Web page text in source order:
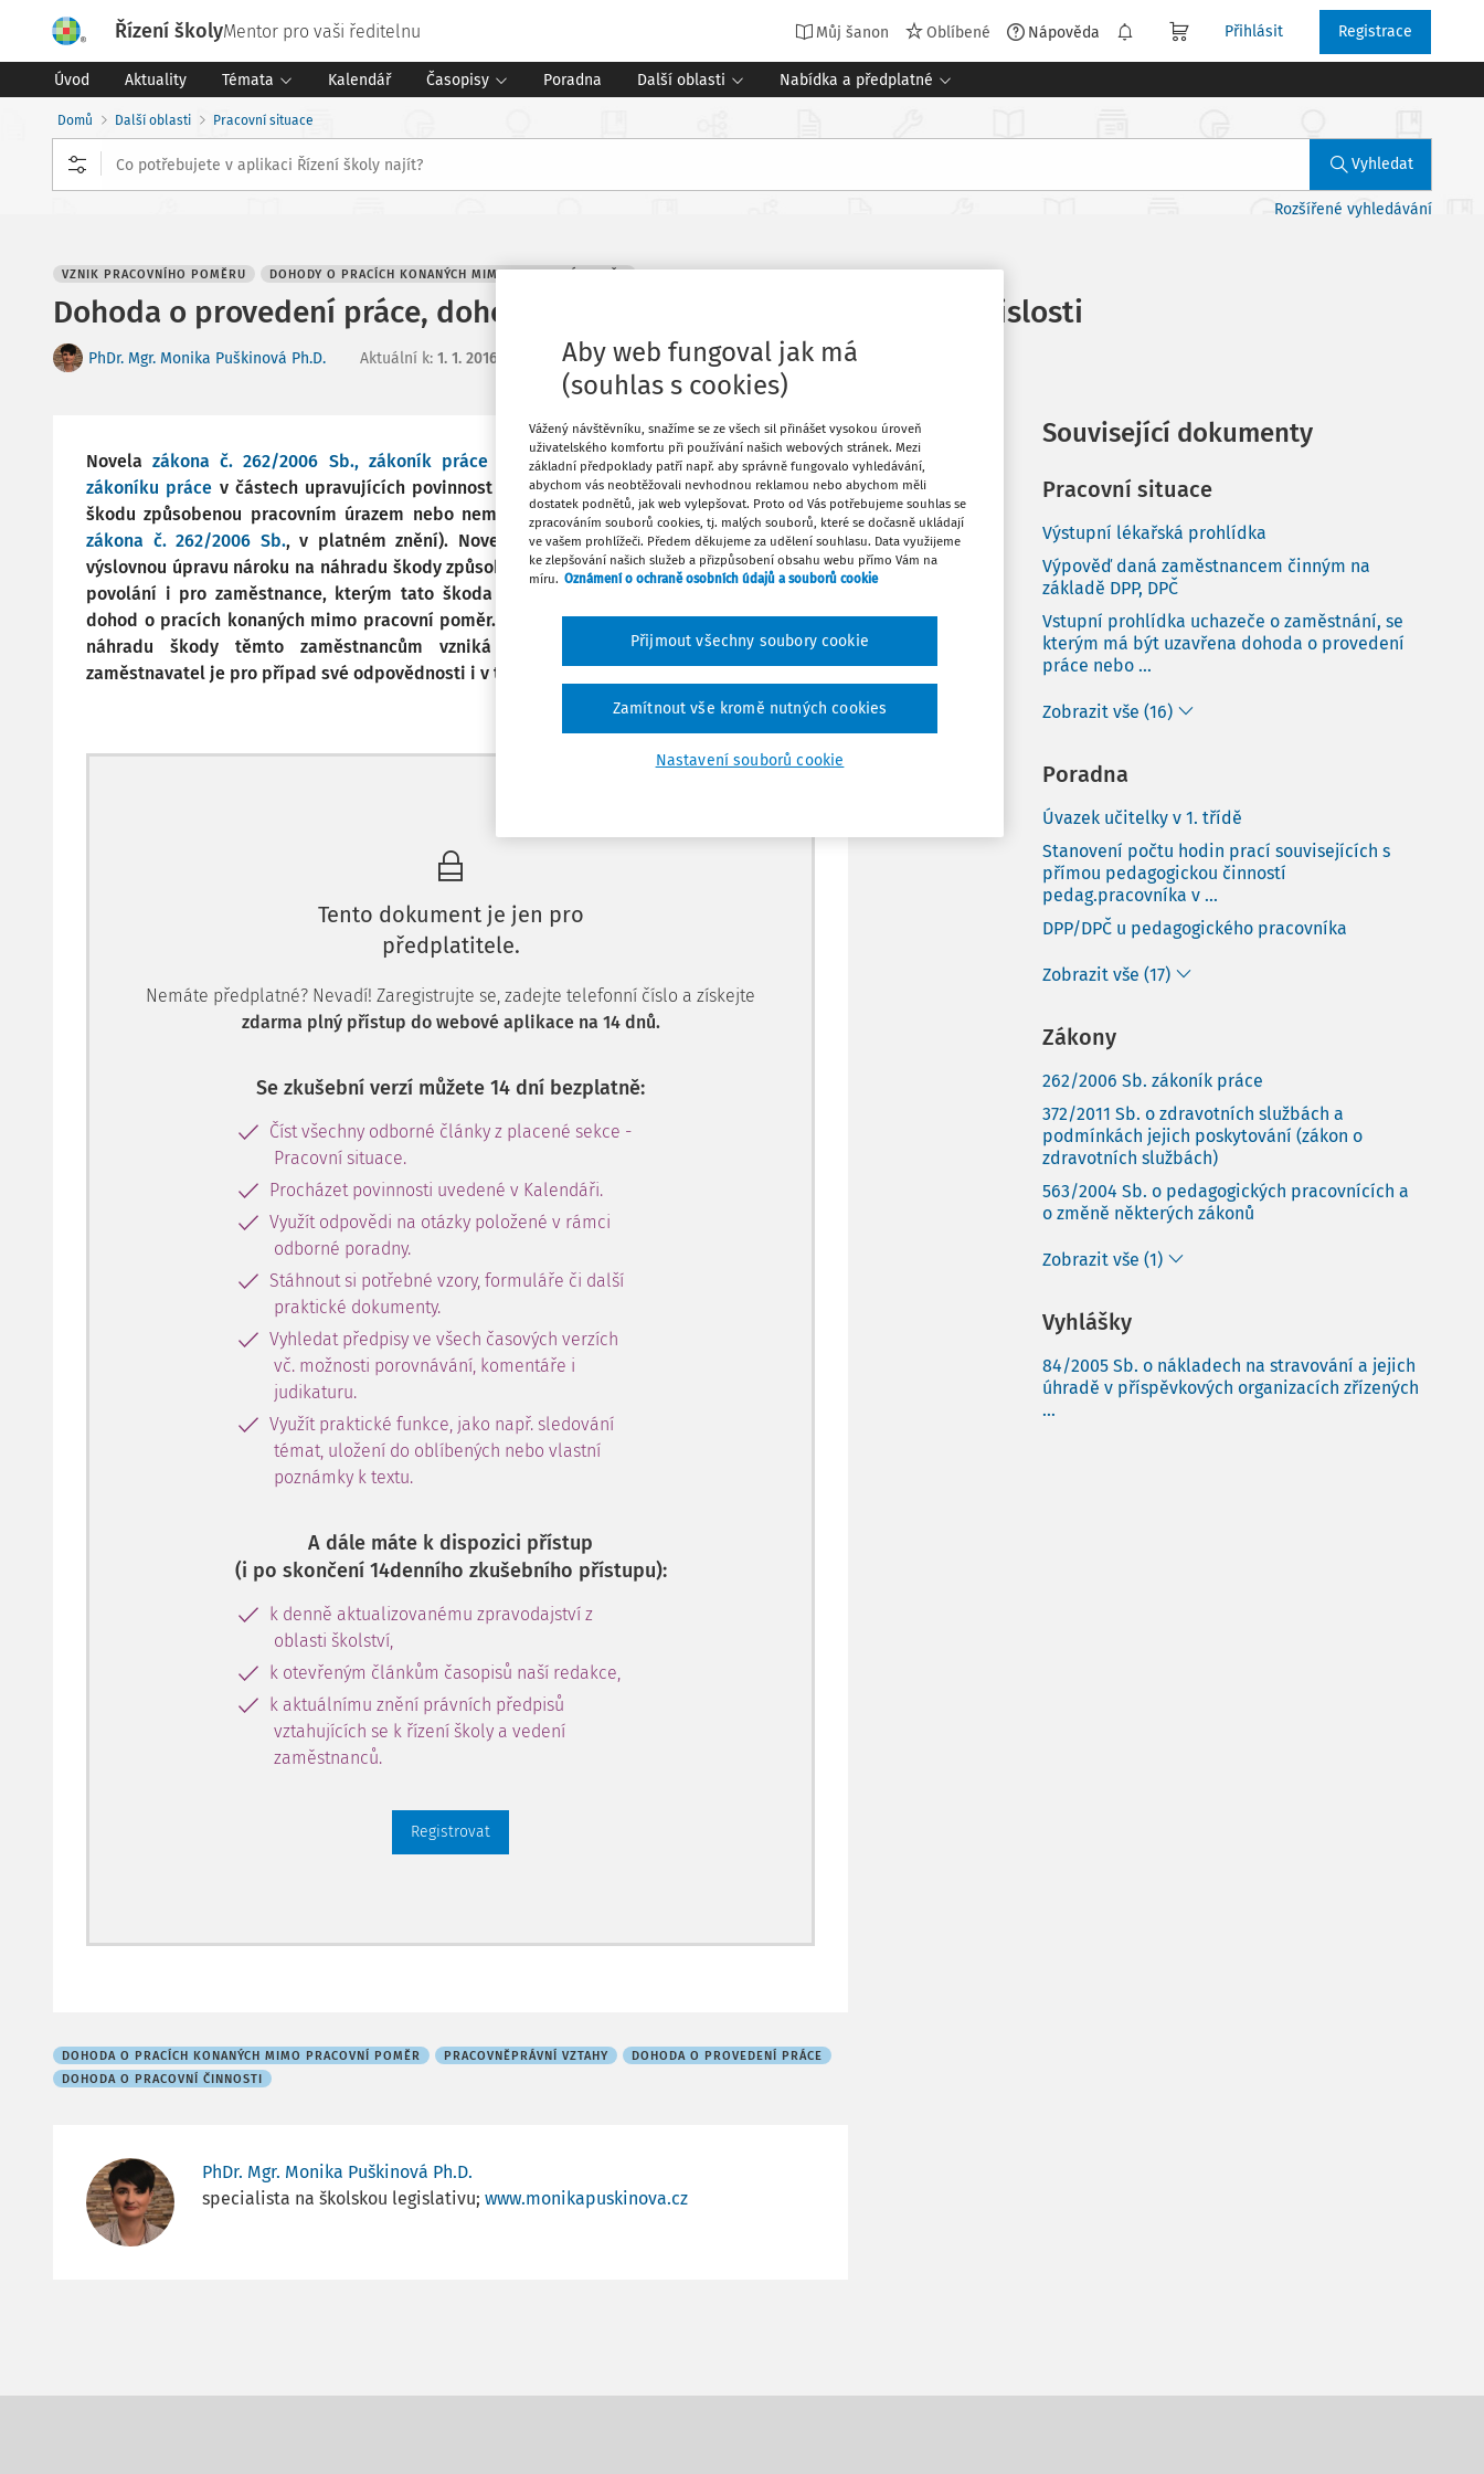
Řízení školyMentor pro vaši ředitelnu Můj šanon Oblíbené Nápověda Přihlásit Registrace
Úvod Aktuality Témata Kalendář Časopisy Poradna Další oblasti Nabídka a předplatné
Domů Další oblasti Pracovní situace
Vyhledat
Rozšířené vyhledávání
VZNIK PRACOVNÍHO POMĚRU DOHODY O PRACÍCH KONANÝCH MIMO PRACOVNÍ POMĚR
Dohoda o provedení práce, dohoda o pracovní činnosti – různé souvislosti
PhDr. Mgr. Monika Puškinová Ph.D. Aktuální k: 1. 1. 2016 Platný od:1. 1. 2016 Změnit
Novelazákona č. 262/2006 Sb., zákoník práceúčinná od 1. 10. 2015 zpřesňuje text
zákoníku práce v částech upravujících povinnost zaměstnavatele nahradit zaměstnanci
škodu způsobenou pracovním úrazem nebo nemocí z povolání (§ 271a, § 271b, § 271p
zákona č. 262/2006 Sb., v platném znění). Novelizovaná ustanovení jsou doplněna o
výslovnou úpravu nároku na náhradu škody způsobené pracovním úrazem nebo nemocí z
povolání i pro zaměstnance, kterým tato škoda vznikne při výkonu práce na základě
dohod o pracích konaných mimo pracovní poměr. Jde o zpřesnění textu, neboť nárok na
náhradu škody těmto zaměstnancům vzniká i podle současné právní úpravy;
zaměstnavatel je pro případ své odpovědnosti i v těchto případech pojištěn.
Tento dokument je jen pro
předplatitele.
Nemáte předplatné? Nevadí! Zaregistrujte se, zadejte telefonní číslo a získejte
zdarma plný přístup do webové aplikace na 14 dnů.
Se zkušební verzí můžete 14 dní bezplatně:
Číst všechny odborné články z placené sekce -
Pracovní situace.
Procházet povinnosti uvedené v Kalendáři.
Využít odpovědi na otázky položené v rámci
odborné poradny.
Stáhnout si potřebné vzory, formuláře či další
praktické dokumenty.
Vyhledat předpisy ve všech časových verzích
vč. možnosti porovnávání, komentáře i
judikaturu.
Využít praktické funkce, jako např. sledování
témat, uložení do oblíbených nebo vlastní
poznámky k textu.
A dále máte k dispozici přístup
(i po skončení 14denního zkušebního přístupu):
k denně aktualizovanému zpravodajství z
oblasti školství,
k otevřeným článkům časopisů naší redakce,
k aktuálnímu znění právních předpisů
vztahujících se k řízení školy a vedení
zaměstnanců.
Registrovat
DOHODA O PRACÍCH KONANÝCH MIMO PRACOVNÍ POMĚR PRACOVNĚPRÁVNÍ VZTAHY
DOHODA O PROVEDENÍ PRÁCE
DOHODA O PRACOVNÍ ČINNOSTI
PhDr. Mgr. Monika Puškinová Ph.D.
specialista na školskou legislativu; www.monikapuskinova.cz
Oblíbené
Stáhnout
Související dokumenty
Pracovní situace
Výstupní lékařská prohlídka
Výpověď daná zaměstnancem činným na
základě DPP, DPČ
Vstupní prohlídka uchazeče o zaměstnání, se
kterým má být uzavřena dohoda o provedení
práce nebo ...
Zobrazit vše (16)
Poradna
Úvazek učitelky v 1. třídě
Stanovení počtu hodin prací souvisejících s
přímou pedagogickou činností
pedag.pracovníka v ...
DPP/DPČ u pedagogického pracovníka
Zobrazit vše (17)
Zákony
262/2006 Sb. zákoník práce
372/2011 Sb. o zdravotních službách a
podmínkách jejich poskytování (zákon o
zdravotních službách)
563/2004 Sb. o pedagogických pracovnících a
o změně některých zákonů
Zobrazit vše (1)
Vyhlášky
84/2005 Sb. o nákladech na stravování a jejich
úhradě v příspěvkových organizacích zřízených
...
Aby web fungoval jak má
(souhlas s cookies)
Vážený návštěvníku, snažíme se ze všech sil přinášet vysokou úroveň
uživatelského komfortu při používání našich webových stránek. Mezi
základní předpoklady patří např. aby správně fungovalo vyhledávání,
abychom vás neobtěžovali nevhodnou reklamou nebo abychom měli
dostatek podnětů, jak web vylepšovat. Proto od Vás potřebujeme souhlas se
zpracováním souborů cookies, tj. malých souborů, které se dočasně ukládají
ve vašem prohlížeči. Předem děkujeme za udělení souhlasu. Data využijeme
ke zlepšování našich služeb a přizpůsobení obsahu webu přímo Vám na
míru. Oznámení o ochraně osobních údajů a souborů cookie
Nastavení souborů cookie
Zamítnout vše kromě nutných cookies
Přijmout všechny soubory cookie